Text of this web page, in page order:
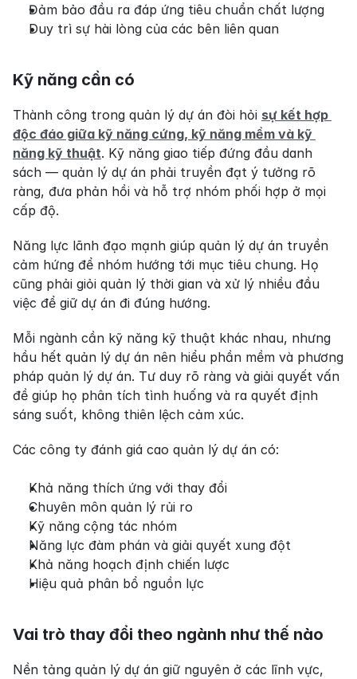
Đảm bảo đầu ra đáp ứng tiêu chuẩn chất lượng
Duy trì sự hài lòng của các bên liên quan
Kỹ năng cần có
Thành công trong quản lý dự án đòi hỏi sự kết hợp
độc đáo giữa kỹ năng cứng, kỹ năng mềm và kỹ
năng kỹ thuật. Kỹ năng giao tiếp đứng đầu danh
sách — quản lý dự án phải truyền đạt ý tưởng rõ
ràng, đưa phản hồi và hỗ trợ nhóm phối hợp ở mọi
cấp độ.
Năng lực lãnh đạo mạnh giúp quản lý dự án truyền
cảm hứng để nhóm hướng tới mục tiêu chung. Họ
cũng phải giỏi quản lý thời gian và xử lý nhiều đầu
việc để giữ dự án đi đúng hướng.
Mỗi ngành cần kỹ năng kỹ thuật khác nhau, nhưng
hầu hết quản lý dự án nên hiểu phần mềm và phương
pháp quản lý dự án. Tư duy rõ ràng và giải quyết vấn
đề giúp họ phân tích tình huống và ra quyết định
sáng suốt, không thiên lệch cảm xúc.
Các công ty đánh giá cao quản lý dự án có:
Khả năng thích ứng với thay đổi
Chuyên môn quản lý rủi ro
Kỹ năng cộng tác nhóm
Năng lực đàm phán và giải quyết xung đột
Khả năng hoạch định chiến lược
Hiệu quả phân bổ nguồn lực
Vai trò thay đổi theo ngành như thế nào
Nền tảng quản lý dự án giữ nguyên ở các lĩnh vực,